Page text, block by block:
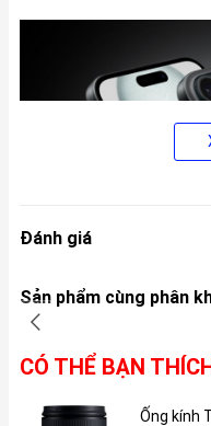
iPhone 15 Plus có các lựa
xanh lá cây, xanh dương và
Đánh giá
Sản phẩm cùng phân
CÓ THỂ BẠN
Ống kính TAMRON 28-